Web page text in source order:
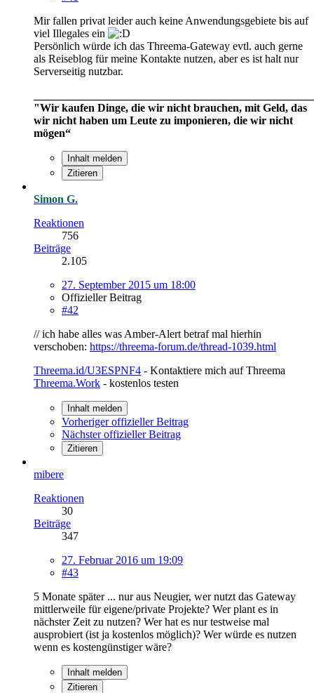
Mir fallen privat leider auch keine Anwendungsgebiete bis auf
viel Illegales ein
Persönlich würde ich das Threema-Gateway evtl. auch gerne
als Reiseblog für meine Kontakte nutzen, aber es ist halt nur
Serverseitig nutzbar.
"Wir kaufen Dinge, die wir nicht brauchen, mit Geld, das
wir nicht haben um Leute zu imponieren, die wir nicht
mögen“
Inhalt melden
Zitieren
Simon G.
Reaktionen
756
Beiträge
2.105
27. September 2015 um 18:00
Offizieller Beitrag
#42
// ich habe alles was Amber-Alert betraf mal hierhin
verschoben: https://threema-forum.de/thread-1039.html
Threema.id/U3ESPNF4 - Kontaktiere mich auf Threema
Threema.Work - kostenlos testen
Inhalt melden
Vorheriger offizieller Beitrag
Nächster offizieller Beitrag
Zitieren
mibere
Reaktionen
30
Beiträge
347
27. Februar 2016 um 19:09
#43
5 Monate später ... nur aus Neugier, wer nutzt das Gateway
mittlerweile für eigene/private Projekte? Wer plant es in
nächster Zeit zu nutzen? Wer hat es nur testweise mal
ausprobiert (ist ja kostenlos möglich)? Wer würde es nutzen
wenn es kostengünstiger wäre?
Inhalt melden
Zitieren